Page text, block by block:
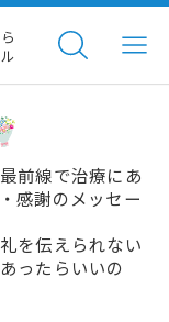
前線で治療にあ
感謝のメッセー
を伝えられない
ったらいいの